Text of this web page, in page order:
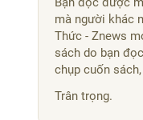
mà người khác
Thức - Znews
sách do bạn
chụp cuốn
Trân trọng.